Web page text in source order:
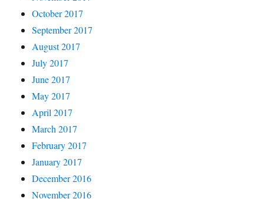
October 2017
September 2017
August 2017
July 2017
June 2017
May 2017
April 2017
March 2017
February 2017
January 2017
December 2016
November 2016